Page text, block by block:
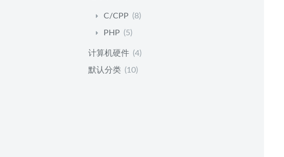
C/CPP (8)
PHP (5)
计算机硬件 (4)
默认分类 (10)